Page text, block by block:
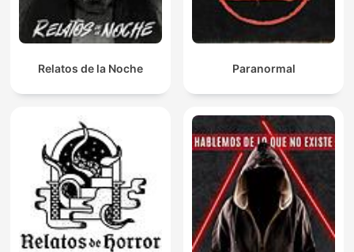
Relatos de la Noche Paranormal